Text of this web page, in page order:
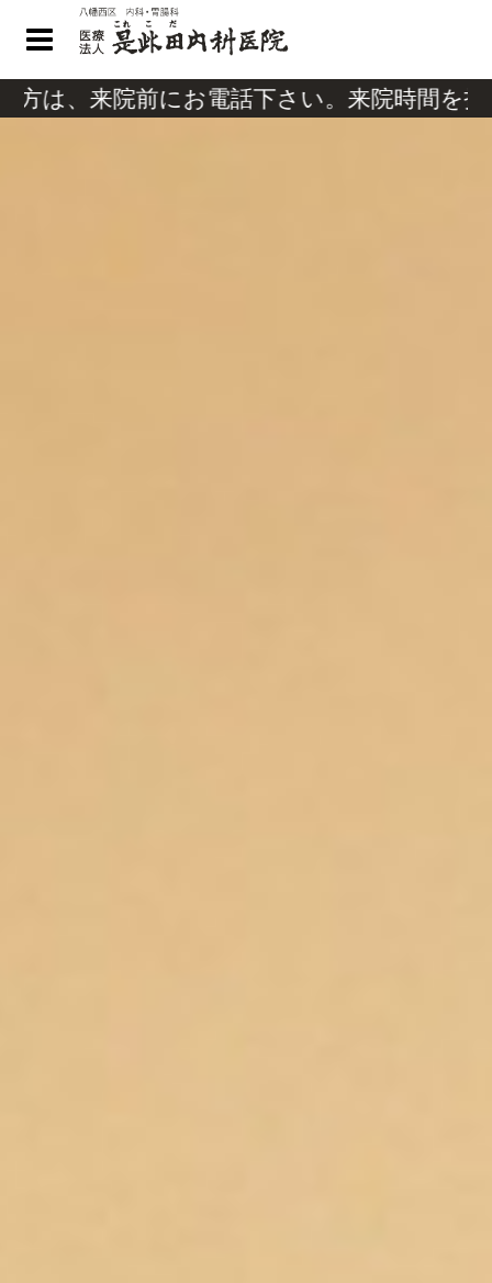
前にお電話下さい。来院時間を指定する